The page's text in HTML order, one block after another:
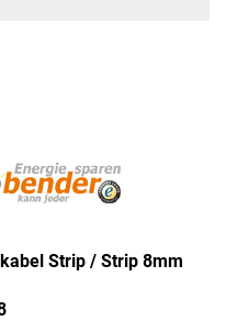
Strip / Strip 8mm